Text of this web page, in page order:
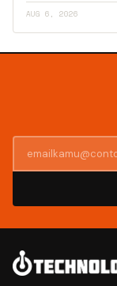
AUG 6, 2026